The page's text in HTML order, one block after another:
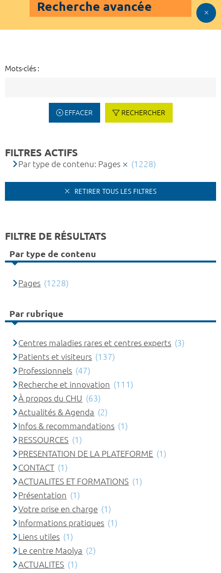
Recherche avancée
Mots-clés :
EFFACER RECHERCHER
FILTRES ACTIFS
Par type de contenu: Pages (1228)
RETIRER TOUS LES FILTRES
FILTRE DE RÉSULTATS
Par type de contenu
Pages (1228)
Par rubrique
Centres maladies rares et centres experts (3)
Patients et visiteurs (137)
Professionnels (47)
Recherche et innovation (111)
À propos du CHU (63)
Actualités & Agenda (2)
Infos & recommandations (1)
RESSOURCES (1)
PRESENTATION DE LA PLATEFORME (1)
CONTACT (1)
ACTUALITES ET FORMATIONS (1)
Présentation (1)
Votre prise en charge (1)
Informations pratiques (1)
Liens utiles (1)
Le centre Maolya (2)
ACTUALITES (1)